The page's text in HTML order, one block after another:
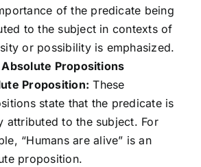
of the predicate being
to the subject in contexts of
or possibility is emphasized.
Absolute Propositions
Proposition: These
state that the predicate is
attributed to the subject. For
“Humans are alive” is an
proposition.